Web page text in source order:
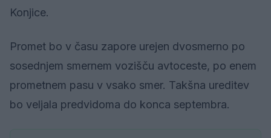
Konjice.
Promet bo v času zapore urejen dvosmerno po
sosednjem smernem vozišču avtoceste, po enem
prometnem pasu v vsako smer. Takšna ureditev
bo veljala predvidoma do konca septembra.